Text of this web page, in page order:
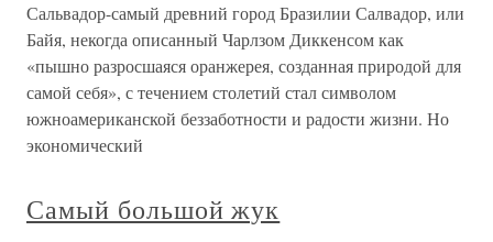
Сальвадор-самый древний город Бразилии Салвадор, или
Байя, некогда описанный Чарлзом Диккенсом как
«пышно разросшаяся оранжерея, созданная природой для
самой себя», с течением столетий стал символом
южноамериканской беззаботности и радости жизни. Но
экономический
Самый большой жук